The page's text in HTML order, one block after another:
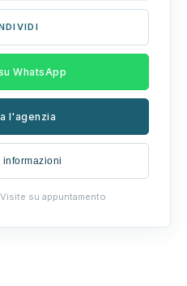
WhatsApp
l'agenzia
su appuntamento